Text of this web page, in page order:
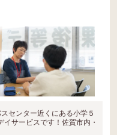
センター近くにある小学５
サービスです！佐賀市内・